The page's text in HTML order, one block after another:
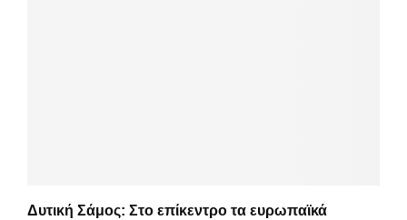
Δυτική Σάμος: Στο επίκεντρο τα ευρωπαϊκά